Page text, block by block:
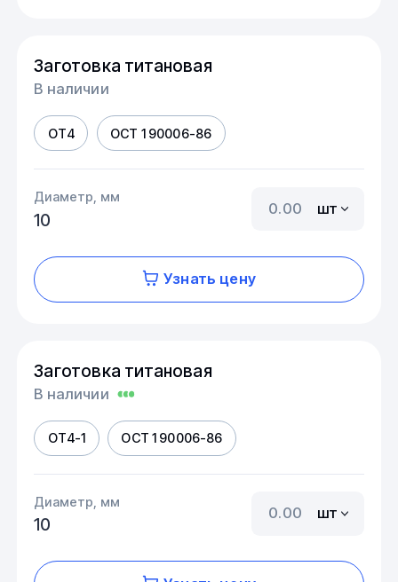
Заготовка титановая
В наличии
ОТ4 ОСТ 1 90006-86
Диаметр, мм
10
шт
Узнать цену
Заготовка титановая
В наличии
ОТ4-1 ОСТ 1 90006-86
Диаметр, мм
10
шт